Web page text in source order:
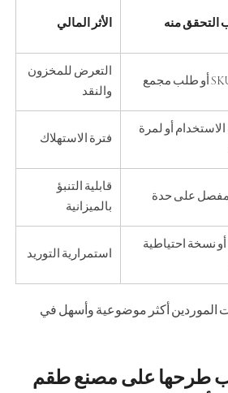
التحقق منه الأثر المالي
التعرض للمخزون
والنقد
الاستخدام أو لمرة
فترة الاستهلاك
على حدة
قابلية التنبؤ
بالميزانية
نسخة احتياطية
استمرارية التوريد
الموردين أكثر موضوعية وأسهل في
طرحها على مصنع طقم